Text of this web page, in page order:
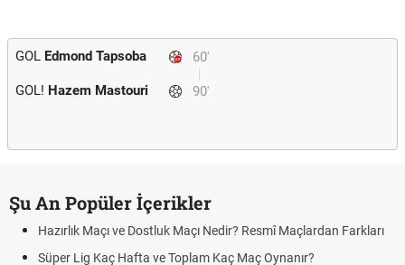
60'
GOL Edmond Tapsoba
90'
GOL! Hazem Mastouri
Şu An Popüler İçerikler
Hazırlık Maçı ve Dostluk Maçı Nedir? Resmî Maçlardan Farkları
Süper Lig Kaç Hafta ve Toplam Kaç Maç Oynanır?